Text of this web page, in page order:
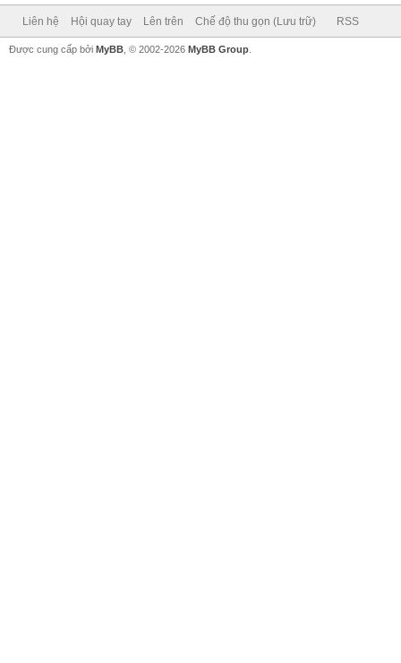
Liên hệ Hội quay tay Lên trên Chế độ thu gọn (Lưu trữ) RSS
Được cung cấp bởi MyBB , © 2002-2026 MyBB Group